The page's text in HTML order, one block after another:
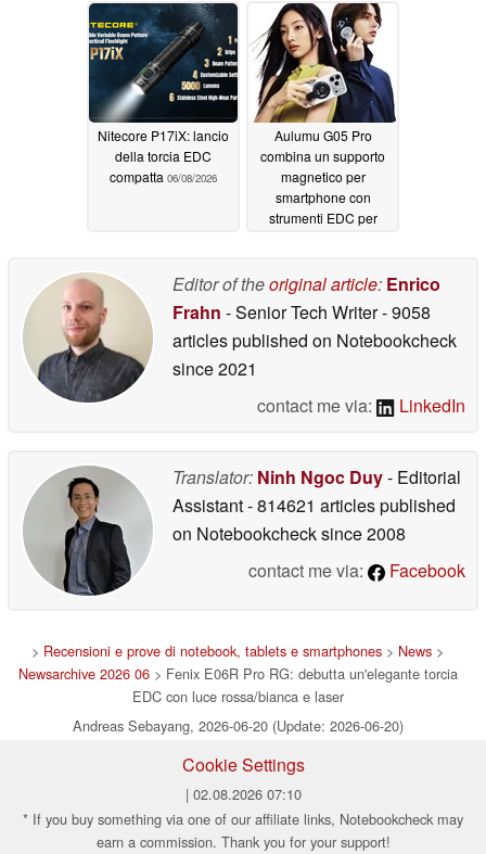
Nitecore P17iX: lancio
della torcia EDC
compatta 06/08/2026
Aulumu G05 Pro
combina un supporto
magnetico per
smartphone con
strumenti EDC per
Editor of theoriginal article: Enrico
Frahn - Senior Tech Writer- 9058
articles published on Notebookcheck
since 2021
contact me via:
LinkedIn
Translator: Ninh Ngoc Duy- Editorial
Assistant- 814621 articles published
on Notebookchecksince 2008
contact me via:
Facebook
> Recensioni e prove di notebook, tablets e smartphones > News >
Newsarchive 2026 06> Fenix E06R Pro RG: debutta un'elegante torcia
EDC con luce rossa/bianca e laser
Andreas Sebayang, 2026-06-20 (Update: 2026-06-20)
Cookie Settings
| 02.08.2026 07:10
* If you buy something via one of our affiliate links, Notebookcheck may
earn a commission. Thank you for your support!